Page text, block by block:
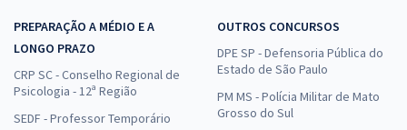
PREPARAÇÃO A MÉDIO E A
LONGO PRAZO
CRP SC - Conselho Regional de
Psicologia - 12ª Região
SEDF - Professor Temporário
OUTROS CONCURSOS
DPE SP - Defensoria Pública do
Estado de São Paulo
PM MS - Polícia Militar de Mato
Grosso do Sul